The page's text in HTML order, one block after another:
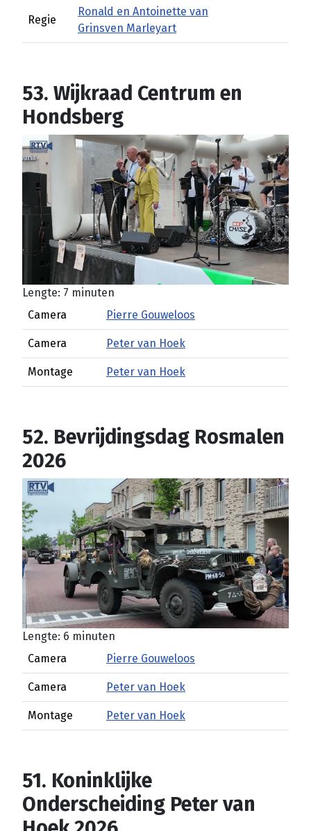
Regie
Ronald en Antoinette van
Grinsven Marleyart
53. Wijkraad Centrum en
Hondsberg
Lengte: 7 minuten
Camera
Pierre Gouweloos
Camera Peter van Hoek
Montage Peter van Hoek
52. Bevrijdingsdag Rosmalen
2026
Lengte: 6 minuten
Camera
Pierre Gouweloos
Camera Peter van Hoek
Montage Peter van Hoek
51. Koninklijke
Onderscheiding Peter van